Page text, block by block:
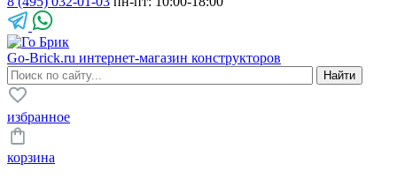
Go-Brick.ru интернет-магазин конструкторов
избранное
корзина